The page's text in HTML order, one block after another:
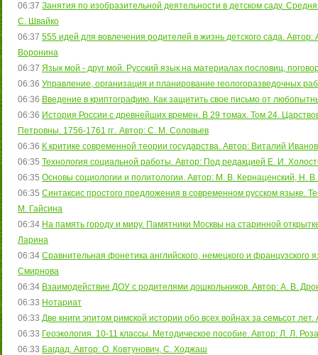
06:37 Занятия по изобразительной деятельности в детском саду.
С. Швайко
06:37 555 идей для вовлечения родителей в жизнь детского сада.
Воронина
06:37 Язык мой - друг мой. Русский язык на материалах пословиц,
06:36 Управление, организация и планирование геологоразведочных
06:36 Введение в криптографию. Как защитить свое письмо от
06:36 История России с древнейших времен. В 29 томах. Том 24.
Петровны. 1756-1761 гг.. Автор: С. М. Соловьев
06:36 К критике современной теории государства. Автор: Виталий Иванов
06:35 Технология социальной работы. Автор: Под редакцией Е. И.
06:35 Основы социологии и политологии. Автор: М. В. Кернаценский, Н.
06:35 Синтаксис простого предложения в современном русском языке.
М. Гайсина
06:34 На память городу и миру. Памятники Москвы на старинной
Ларина
06:34 Сравнительная фонетика английского, немецкого и французского
Смирнова
06:34 Взаимодействие ДОУ с родителями дошкольников. Автор: А. В.
06:33 Нотариат
06:33 Две книги эпитом римской истории обо всех войнах за семьсот
06:33 Геоэкология. 10-11 классы. Методическое пособие. Автор: Л. Л.
06:33 Багдад. Автор: О. Ковтунович, С. Ходжаш